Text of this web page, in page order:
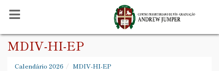
MDIV-HI-EP
Calendário 2026 MDIV-HI-EP